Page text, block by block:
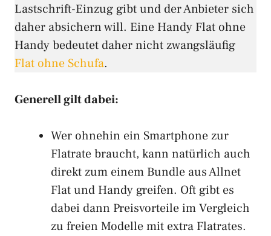
Lastschrift-Einzug gibt und der Anbieter sich
daher absichern will. Eine Handy Flat ohne
Handy bedeutet daher nicht zwangsläufig
Flat ohne Schufa.
Generell gilt dabei:
Wer ohnehin ein Smartphone zur
Flatrate braucht, kann natürlich auch
direkt zum einem Bundle aus Allnet
Flat und Handy greifen. Oft gibt es
dabei dann Preisvorteile im Vergleich
zu freien Modelle mit extra Flatrates.